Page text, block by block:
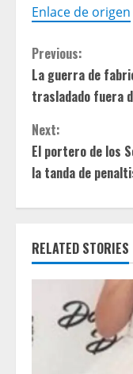
Enlace de origen
C
o
n
t
u
R
Previous:
La guerra de
trasladado fuera
Next:
El portero de los
la tanda de
RELATED STORIES